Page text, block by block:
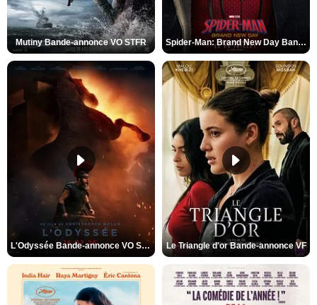
Mutiny Bande-annonce VO STFR Spider-Man: Brand New Day Bande-annonce VO STFR
L'Odyssée Bande-annonce VO STFR Le Triangle d'or Bande-annonce VF